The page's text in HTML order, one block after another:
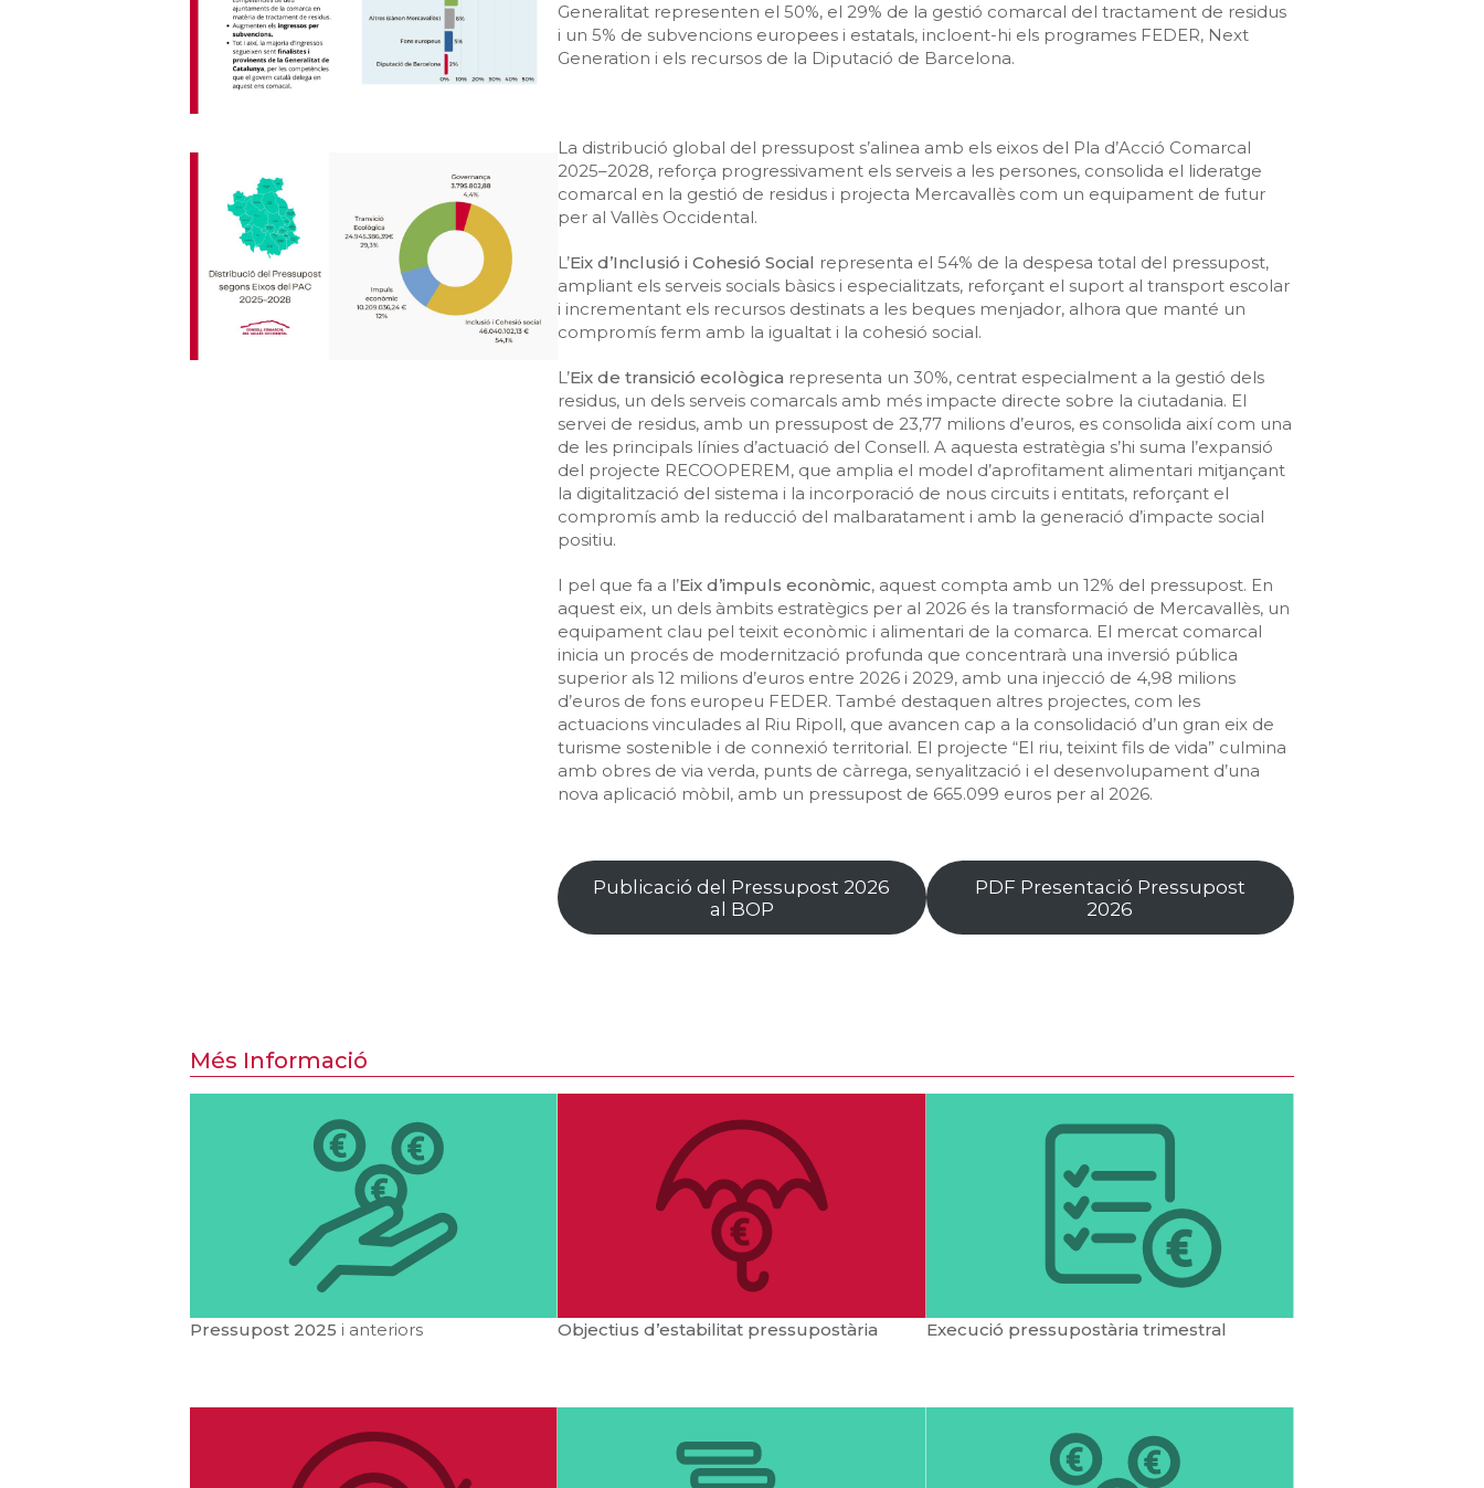
Generalitat representen el 50%, el 29% de la gestió comarcal del tractament de residus
i un 5% de subvencions europees i estatals, incloent-hi els programes FEDER, Next
Generation i els recursos de la Diputació de Barcelona.
La distribució global del pressupost s’alinea amb els eixos del Pla d’Acció Comarcal
2025–2028, reforça progressivament els serveis a les persones, consolida el lideratge
comarcal en la gestió de residus i projecta Mercavallès com un equipament de futur
per al Vallès Occidental.
L’Eix d’Inclusió i Cohesió Social representa el 54% de la despesa total del pressupost,
ampliant els serveis socials bàsics i especialitzats, reforçant el suport al transport escolar
i incrementant els recursos destinats a les beques menjador, alhora que manté un
compromís ferm amb la igualtat i la cohesió social.
L’Eix de transició ecològica representa un 30%, centrat especialment a la gestió dels
residus, un dels serveis comarcals amb més impacte directe sobre la ciutadania. El
servei de residus, amb un pressupost de 23,77 milions d’euros, es consolida així com una
de les principals línies d’actuació del Consell. A aquesta estratègia s’hi suma l’expansió
del projecte RECOOPEREM, que amplia el model d’aprofitament alimentari mitjançant
la digitalització del sistema i la incorporació de nous circuits i entitats, reforçant el
compromís amb la reducció del malbaratament i amb la generació d’impacte social
positiu.
I pel que fa a l’Eix d’impuls econòmic, aquest compta amb un 12% del pressupost. En
aquest eix, un dels àmbits estratègics per al 2026 és la transformació de Mercavallès, un
equipament clau pel teixit econòmic i alimentari de la comarca. El mercat comarcal
inicia un procés de modernització profunda que concentrarà una inversió pública
superior als 12 milions d’euros entre 2026 i 2029, amb una injecció de 4,98 milions
d’euros de fons europeu FEDER. També destaquen altres projectes, com les
actuacions vinculades al Riu Ripoll, que avancen cap a la consolidació d’un gran eix de
turisme sostenible i de connexió territorial. El projecte “El riu, teixint fils de vida” culmina
amb obres de via verda, punts de càrrega, senyalització i el desenvolupament d’una
nova aplicació mòbil, amb un pressupost de 665.099 euros per al 2026.
Publicació del Pressupost 2026
al BOP
PDF Presentació Pressupost
2026
Més Informació
Pressupost 2025 i anteriors Objectius d’estabilitat pressupostària Execució pressupostària trimestral